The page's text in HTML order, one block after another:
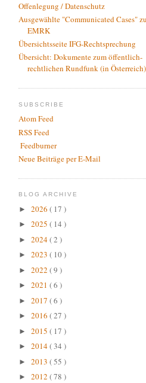
Offenlegung / Datenschutz
Ausgewählte "Communicated Cases"
EMRK
Übersichtsseite IFG-Rechtsprechung
Übersicht: Dokumente zum öffentlich-
rechtlichen Rundfunk (in Österreich)
SUBSCRIBE
Atom Feed
RSS Feed
Feedburner
Neue Beiträge per E-Mail
BLOG ARCHIVE
► 2026 ( 17 )
► 2025 ( 14 )
► 2024( 2 )
► 2023 ( 10 )
► 2022 ( 9 )
► 2021 ( 6 )
► 2017 ( 6 )
► 2016 ( 27 )
► 2015 ( 17 )
► 2014( 34 )
► 2013 ( 55 )
► 2012 ( 78 )